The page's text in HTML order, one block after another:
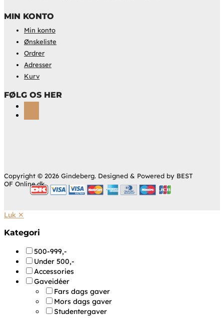
MIN KONTO
Min konto
Ønskeliste
Ordrer
Adresser
Kurv
FØLG OS HER
Copyright © 2026 Gindeberg. Designed & Powered by BEST
OF Online.dk.
Luk ✕
Kategori
500-999,-
Under 500,-
Accessories
Gaveidéer
Fars dags gaver
Mors dags gaver
Studentergaver